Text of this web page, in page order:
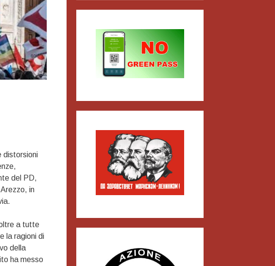
distorsioni
del PD,
in
a tutte
la ragioni di
della
ha messo